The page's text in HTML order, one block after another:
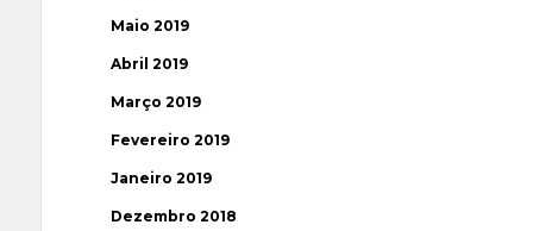
Maio 2019
Abril 2019
Março 2019
Fevereiro 2019
Janeiro 2019
Dezembro 2018